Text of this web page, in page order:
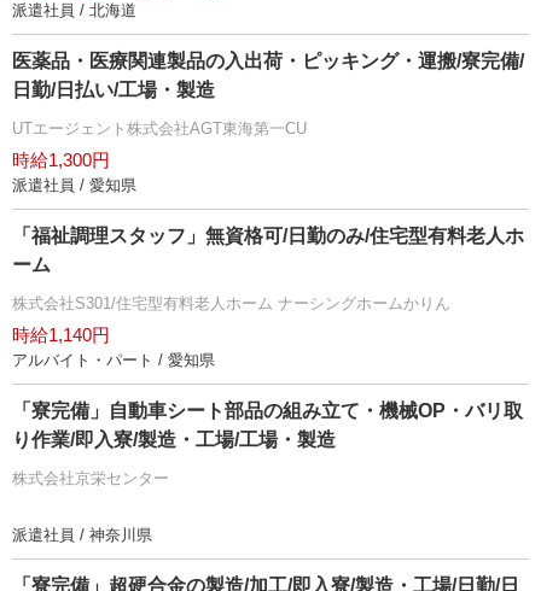
派遣社員 / 北海道
医薬品・医療関連製品の入出荷・ピッキング・運搬/寮完備/
日勤/日払い/工場・製造
UTエージェント株式会社AGT東海第一CU
時給1,300円
派遣社員 / 愛知県
「福祉調理スタッフ」無資格可/日勤のみ/住宅型有料老人ホ
ーム
株式会社S301/住宅型有料老人ホーム ナーシングホームかりん
時給1,140円
アルバイト・パート / 愛知県
「寮完備」自動車シート部品の組み立て・機械OP・バリ取
り作業/即入寮/製造・工場/工場・製造
株式会社京栄センター
派遣社員 / 神奈川県
「寮完備」超硬合金の製造/加工/即入寮/製造・工場/日勤/日